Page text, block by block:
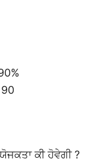
90
ਕੀ ਹੋਵੇਗੀ ?